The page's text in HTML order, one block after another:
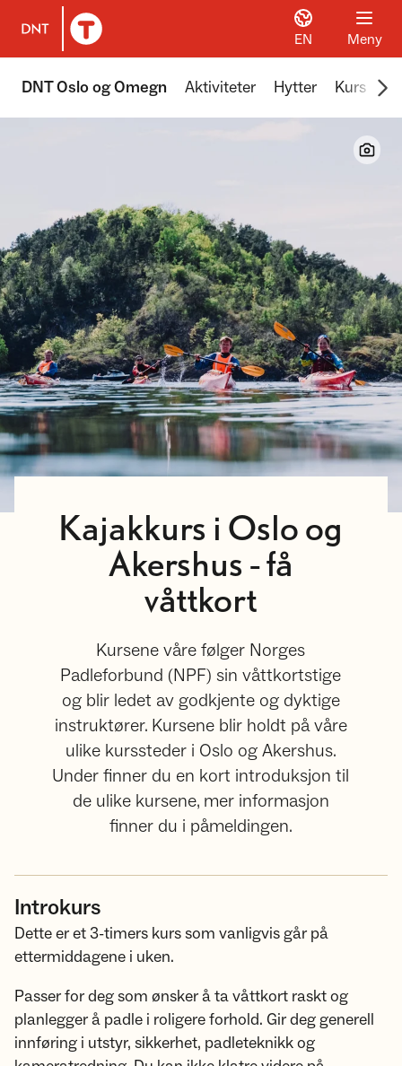
Til DNT.no forside
EN Meny
DNT Oslo og Omegn Aktiviteter Hytter Kurs
Kajakkurs i Oslo og
Akershus - få
våttkort
Kursene våre følger Norges
Padleforbund (NPF) sin våttkortstige
og blir ledet av godkjente og dyktige
instruktører. Kursene blir holdt på våre
ulike kurssteder i Oslo og Akershus.
Under finner du en kort introduksjon til
de ulike kursene, mer informasjon
finner du i påmeldingen.
Introkurs
Dette er et 3-timers kurs som vanligvis går på
ettermiddagene i uken.
Passer for deg som ønsker å ta våttkort raskt og
planlegger å padle i roligere forhold. Gir deg generell
innføring i utstyr, sikkerhet, padleteknikk og